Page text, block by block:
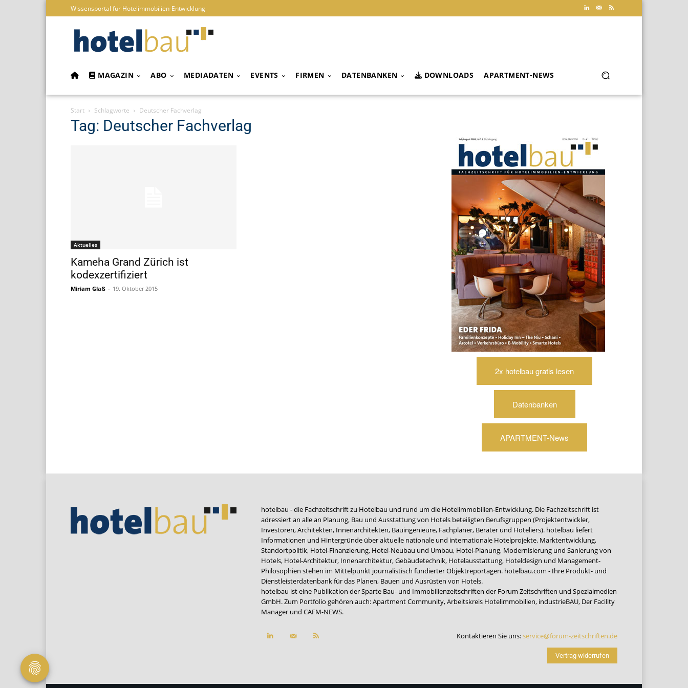
Wissensportal für Hotelimmobilien-Entwicklung
MAGAZIN ABO MEDIADATEN EVENTS FIRMEN DATENBANKEN DOWNLOADS APARTMENT-NEWS
Start Schlagworte Deutscher Fachverlag
Tag: Deutscher Fachverlag
Aktuelles
Kameha Grand Zürich ist
kodexzertifiziert
Miriam Glaß - 19. Oktober 2015
2x hotelbau gratis lesen
Datenbanken
APARTMENT-News
hotelbau - die Fachzeitschrift zu Hotelbau und rund um die Hotelimmobilien-Entwicklung. Die Fachzeitschrift ist
adressiert an alle an Planung, Bau und Ausstattung von Hotels beteiligten Berufsgruppen (Projektentwickler,
Investoren, Architekten, Innenarchitekten, Bauingenieure, Fachplaner, Berater und Hoteliers). hotelbau liefert
Informationen und Hintergründe über aktuelle nationale und internationale Hotelprojekte. Marktentwicklung,
Standortpolitik, Hotel-Finanzierung, Hotel-Neubau und Umbau, Hotel-Planung, Modernisierung und Sanierung von
Hotels, Hotel-Architektur, Innenarchitektur, Gebäudetechnik, Hotelausstattung, Hoteldesign und Management-
Philosophien stehen im Mittelpunkt journalistisch fundierter Objektreportagen. hotelbau.com - Ihre Produkt- und
Dienstleisterdatenbank für das Planen, Bauen und Ausrüsten von Hotels.
hotelbau ist eine Publikation der Sparte Bau- und Immobilienzeitschriften der Forum Zeitschriften und Spezialmedien
GmbH. Zum Portfolio gehören auch:Apartment Community,Arbeitskreis Hotelimmobilien, industrieBAU, Der Facility
Manager und CAFM-NEWS.
Kontaktieren Sie uns:service@forum-zeitschriften.de
Vertrag widerrufen